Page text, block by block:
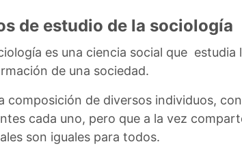
de estudio de la sociología
es una ciencia social que estudia
de una sociedad.
composición de diversos individuos,
cada uno, pero que a la vez
son iguales para todos.